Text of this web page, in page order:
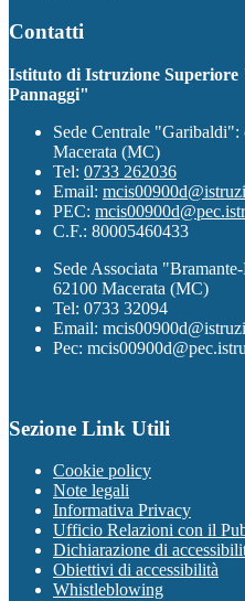
Contatti
Istituto di Istruzione
Pannaggi"
Sede Centrale
Macerata (MC)
Tel: 0733 262036
Email:
PEC:
C.F.: 80005460433
Sede Associata
62100 Macerata (MC)
Tel: 0733 32094
Email:
Pec:
Sezione Link Utili
Cookie policy
Note legali
Informativa Privacy
Ufficio Relazioni con il
Dichiarazione di
Obiettivi di accessibilità
Whistleblowing